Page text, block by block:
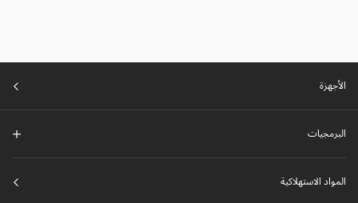
الأجهزة
البرمجيات
المواد الاستهلاكية